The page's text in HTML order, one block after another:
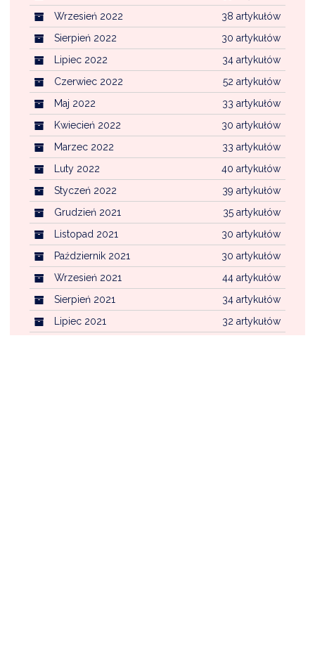
38 artykułów
Wrzesień 2022
30 artykułów
Sierpień 2022
34 artykułów
Lipiec 2022
52 artykułów
Czerwiec 2022
33 artykułów
Maj 2022
30 artykułów
Kwiecień 2022
33 artykułów
Marzec 2022
40 artykułów
Luty 2022
39 artykułów
Styczeń 2022
35 artykułów
Grudzień 2021
30 artykułów
Listopad 2021
30 artykułów
Październik 2021
44 artykułów
Wrzesień 2021
34 artykułów
Sierpień 2021
32 artykułów
Lipiec 2021